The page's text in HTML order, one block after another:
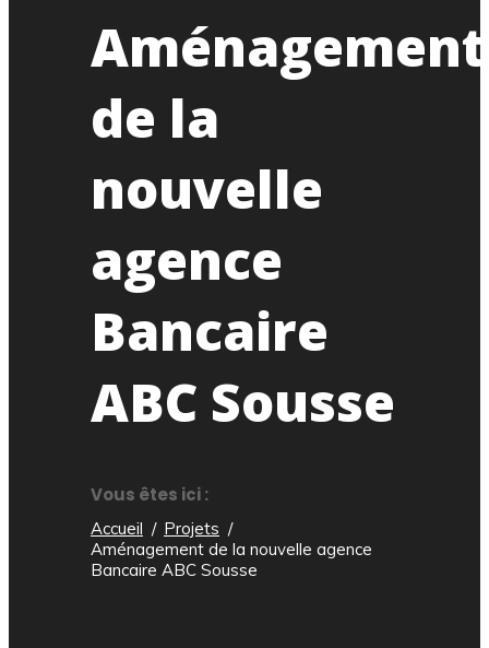
Aménagement
de la
nouvelle
agence
Bancaire
ABC Sousse
Vous êtes ici :
Accueil
Projets
Aménagement de la nouvelle agence
Bancaire ABC Sousse